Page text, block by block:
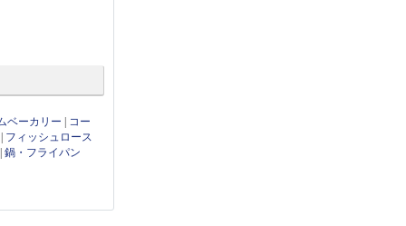
ベーカリー
コー
フィッシュロース
|鍋・フライパン